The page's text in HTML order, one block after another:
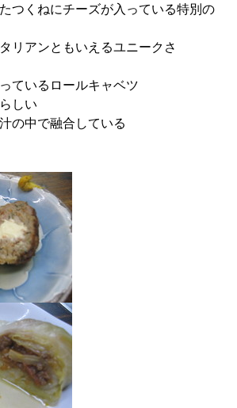
つくねにチーズが入っている特別の
リアンともいえるユニークさ
ているロールキャベツ
しい
の中で融合している